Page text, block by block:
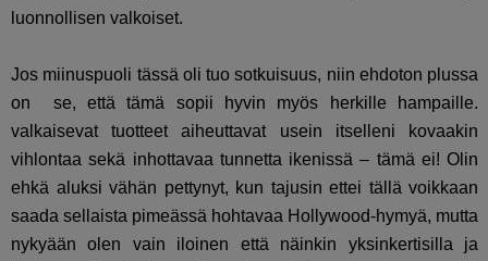
luonnollisen valkoiset.
Jos miinuspuoli tässä oli tuo sotkuisuus, niin ehdoton plussa
on se, että tämä sopii hyvin myös herkille hampaille.
valkaisevat tuotteet aiheuttavat usein itselleni kovaakin
vihlontaa sekä inhottavaa tunnetta ikenissä – tämä ei! Olin
ehkä aluksi vähän pettynyt, kun tajusin ettei tällä voikkaan
saada sellaista pimeässä hohtavaa Hollywood-hymyä, mutta
nykyään olen vain iloinen että näinkin yksinkertisilla ja